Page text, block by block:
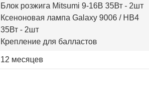
Блок розжига Mitsumi 9-16В 35Вт - 2шт
Ксеноновая лампа Galaxy 9006 / HB4
35Вт - 2шт
Крепление для балластов
12 месяцев